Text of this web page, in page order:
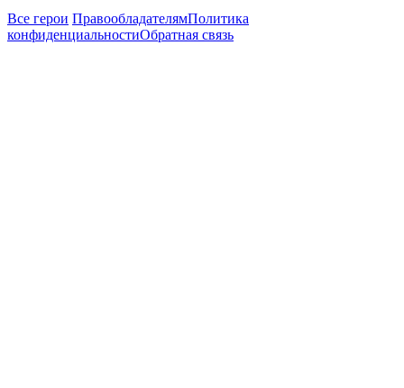
Все герои ПравообладателямПолитика
конфиденциальностиОбратная связь